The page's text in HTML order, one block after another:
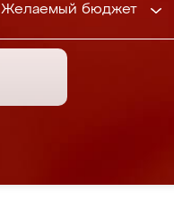
Желаемый бюджет